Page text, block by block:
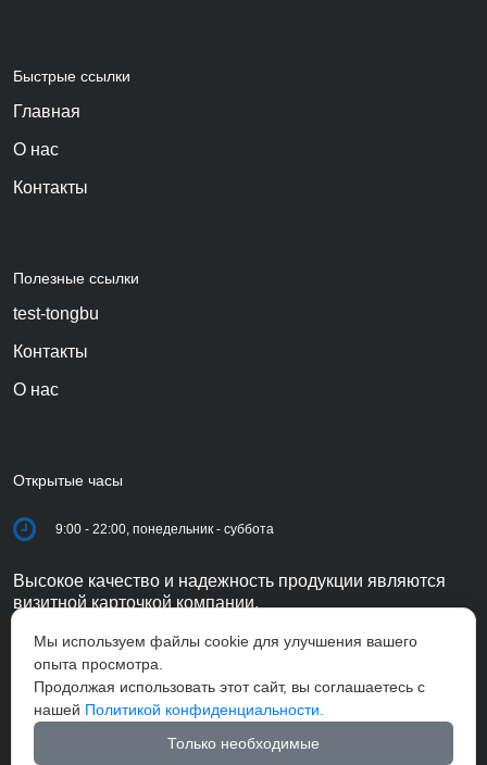
Быстрые ссылки
Главная
О нас
Контакты
Полезные ссылки
test-tongbu
Контакты
О нас
Открытые часы
9:00 - 22:00, понедельник - суббота
Высокое качество и надежность продукции являются
визитной карточкой компании.
Мы используем файлы cookie для улучшения вашего
опыта просмотра.
Продолжая использовать этот сайт, вы соглашаетесь с
нашей Политикой конфиденциальности.
Только необходимые